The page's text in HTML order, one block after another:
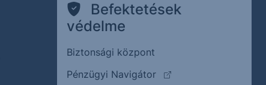
Befektetések
védelme
Biztonsági központ
Pénzügyi Navigátor
(külső oldalra ugrik)